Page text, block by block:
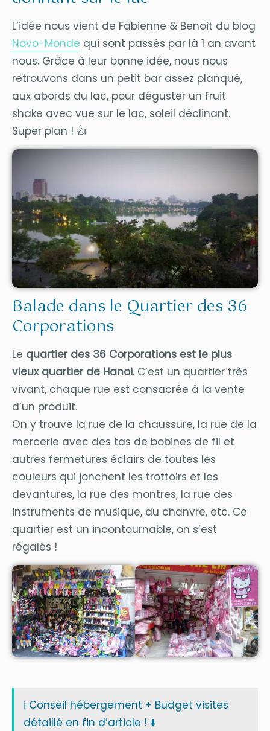
L’idée nous vient de Fabienne & Benoit du blog
Novo-Monde qui sont passés par là 1 an avant
nous. Grâce à leur bonne idée, nous nous
retrouvons dans un petit bar assez planqué,
aux abords du lac, pour déguster un fruit
shake avec vue sur le lac, soleil déclinant.
Super plan ! 👍
Balade dans le Quartier des 36
Corporations
Le quartier des 36 Corporations est le plus
vieux quartier de Hanoi. C’est un quartier très
vivant, chaque rue est consacrée à la vente
d’un produit.
On y trouve la rue de la chaussure, la rue de la
mercerie avec des tas de bobines de fil et
autres fermetures éclairs de toutes les
couleurs qui jonchent les trottoirs et les
devantures, la rue des montres, la rue des
instruments de musique, du chanvre, etc. Ce
quartier est un incontournable, on s’est
régalés !
ℹ️ Conseil hébergement + Budget visites
détaillé en fin d’article ! ⬇️